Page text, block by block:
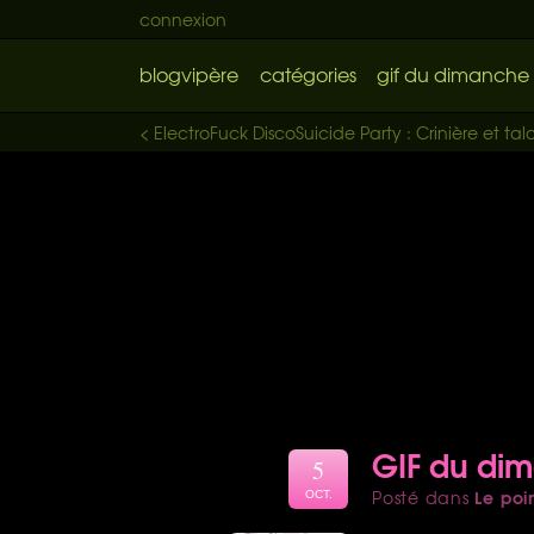
connexion
blogvipère catégories gif du dimanche
< ElectroFuck DiscoSuicide Party : Crinière et
GIF du
Posté dans Le
5
OCT.